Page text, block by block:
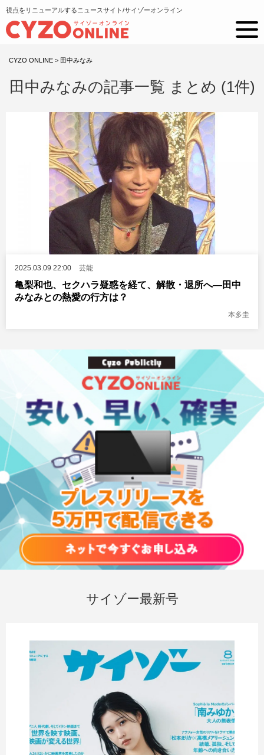
視点をリニューアルするニュースサイト/サイゾーオンライン
CYZO ONLINE > 田中みなみ
田中みなみの記事一覧 まとめ (1件)
2025.03.09 22:00 芸能
亀梨和也、セクハラ疑惑を経て、解散・退所へ―田中
みなみとの熱愛の行方は？
本多圭
サイゾー最新号